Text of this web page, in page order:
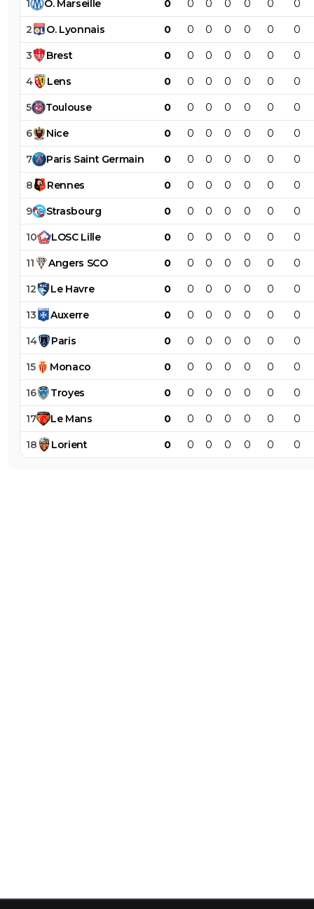
1 O. Marseille 0 0 0 0 0 0 0
2 O. Lyonnais 0 0 0 0 0 0 0
3 Brest 0 0 0 0 0 0 0
4 Lens 0 0 0 0 0 0 0
5 Toulouse 0 0 0 0 0 0 0
6 Nice 0 0 0 0 0 0 0
7 Paris Saint Germain 0 0 0 0 0 0 0
8 Rennes 0 0 0 0 0 0 0
9 Strasbourg 0 0 0 0 0 0 0
10 LOSC Lille 0 0 0 0 0 0 0
11 Angers SCO 0 0 0 0 0 0 0
12 Le Havre 0 0 0 0 0 0 0
13 Auxerre 0 0 0 0 0 0 0
14 Paris 0 0 0 0 0 0 0
15 Monaco 0 0 0 0 0 0 0
16 Troyes 0 0 0 0 0 0 0
17 Le Mans 0 0 0 0 0 0 0
18 Lorient 0 0 0 0 0 0 0